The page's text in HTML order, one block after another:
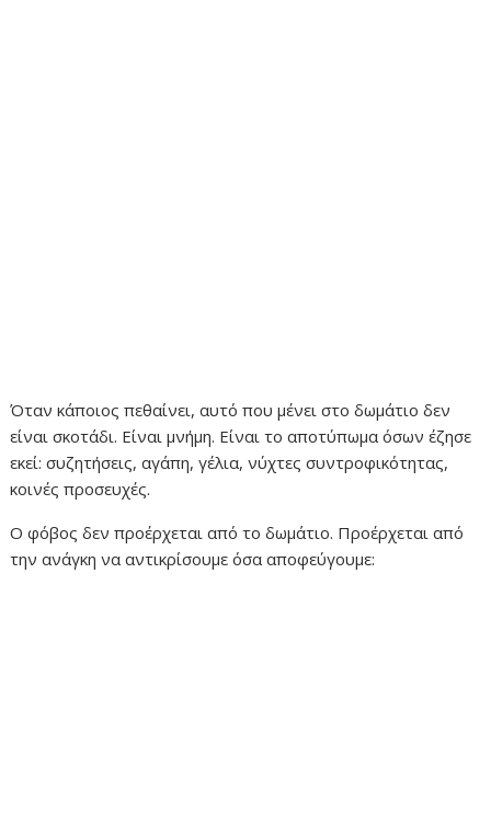
Όταν κάποιος πεθαίνει, αυτό που μένει στο δωμάτιο δεν
είναι σκοτάδι. Είναι μνήμη. Είναι το αποτύπωμα όσων έζησε
εκεί: συζητήσεις, αγάπη, γέλια, νύχτες συντροφικότητας,
κοινές προσευχές.
Ο φόβος δεν προέρχεται από το δωμάτιο. Προέρχεται από
την ανάγκη να αντικρίσουμε όσα αποφεύγουμε: